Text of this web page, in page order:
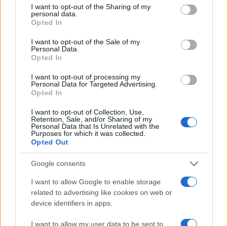
not limited to your visit or usage behaviour. You may click to
grant or deny consent to Google and its third-party tags to
use your data for below specified purposes in below Google
consent section.
I want to opt-out of the Sharing of my
personal data.
Opted In
I want to opt-out of the Sale of my
Personal Data.
Opted In
I want to opt-out of processing my
Personal Data for Targeted Advertising.
Opted In
I want to opt-out of Collection, Use,
Retention, Sale, and/or Sharing of my
Personal Data that Is Unrelated with the
Purposes for which it was collected.
Opted Out
Google consents
I want to allow Google to enable storage
related to advertising like cookies on web or
device identifiers in apps.
I want to allow my user data to be sent to
Condividi l'articolo
F
a
ce
b
o
o
k
w
it
te
r
Pi
n
re
W
h
s
p
p
h
re
Prossimo articolo
NOTIZIE RECENTI
Jovanotti, Gabry Ponte e Alfa: Olbia ombelico del
mondo per una notte
Giorgia Meloni a La Maddalena, la vicesindaco:
“Orgoglio e discrezione per visita privata̶…